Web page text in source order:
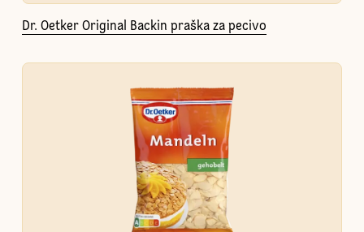
Dr. Oetker Original Backin praška za pecivo